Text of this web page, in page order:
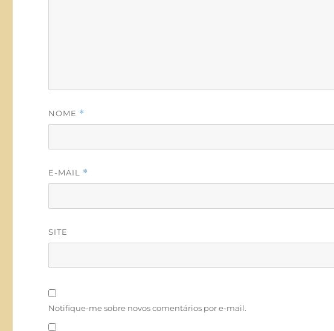
NOME *
E-MAIL *
SITE
Notifique-me sobre novos comentários por e-mail.